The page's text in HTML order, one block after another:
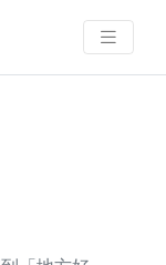
王的好廟
與您有緣